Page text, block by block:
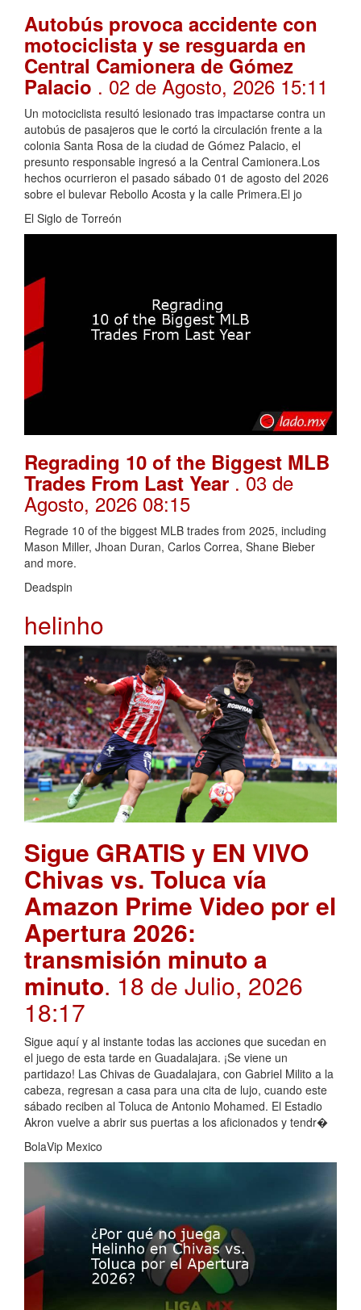
Autobús provoca accidente con
motociclista y se resguarda en
Central Camionera de Gómez
Palacio . 02 de Agosto, 2026 15:11
Un motociclista resultó lesionado tras impactarse contra un
autobús de pasajeros que le cortó la circulación frente a la
colonia Santa Rosa de la ciudad de Gómez Palacio, el
presunto responsable ingresó a la Central Camionera.Los
hechos ocurrieron el pasado sábado 01 de agosto del 2026
sobre el bulevar Rebollo Acosta y la calle Primera.El jo
El Siglo de Torreón
Regrading 10 of the Biggest MLB
Trades From Last Year. 03 de
Agosto, 2026 08:15
Regrade 10 of the biggest MLB trades from 2025, including
Mason Miller, Jhoan Duran, Carlos Correa, Shane Bieber
and more.
Deadspin
helinho
Sigue GRATIS y EN VIVO
Chivas vs. Toluca vía
Amazon Prime Video por el
Apertura 2026:
transmisión minuto a
minuto. 18 de Julio, 2026
18:17
Sigue aquí y al instante todas las acciones que sucedan en
el juego de esta tarde en Guadalajara. ¡Se viene un
partidazo! Las Chivas de Guadalajara, con Gabriel Milito a la
cabeza, regresan a casa para una cita de lujo, cuando este
sábado reciben al Toluca de Antonio Mohamed. El Estadio
Akron vuelve a abrir sus puertas a los aficionados y tendr�
BolaVip Mexico